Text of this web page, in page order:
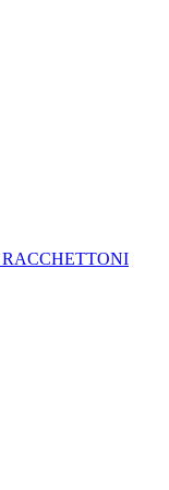
RACCHETTONI